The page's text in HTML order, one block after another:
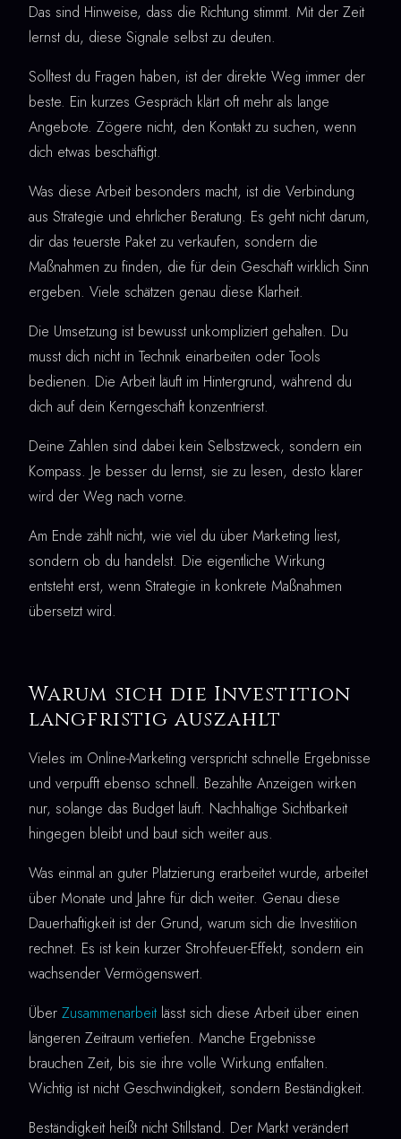
Das sind Hinweise, dass die Richtung stimmt. Mit der Zeit
lernst du, diese Signale selbst zu deuten.
Solltest du Fragen haben, ist der direkte Weg immer der
beste. Ein kurzes Gespräch klärt oft mehr als lange
Angebote. Zögere nicht, den Kontakt zu suchen, wenn
dich etwas beschäftigt.
Was diese Arbeit besonders macht, ist die Verbindung
aus Strategie und ehrlicher Beratung. Es geht nicht darum,
dir das teuerste Paket zu verkaufen, sondern die
Maßnahmen zu finden, die für dein Geschäft wirklich Sinn
ergeben. Viele schätzen genau diese Klarheit.
Die Umsetzung ist bewusst unkompliziert gehalten. Du
musst dich nicht in Technik einarbeiten oder Tools
bedienen. Die Arbeit läuft im Hintergrund, während du
dich auf dein Kerngeschäft konzentrierst.
Deine Zahlen sind dabei kein Selbstzweck, sondern ein
Kompass. Je besser du lernst, sie zu lesen, desto klarer
wird der Weg nach vorne.
Am Ende zählt nicht, wie viel du über Marketing liest,
sondern ob du handelst. Die eigentliche Wirkung
entsteht erst, wenn Strategie in konkrete Maßnahmen
übersetzt wird.
Warum sich die Investition
langfristig auszahlt
Vieles im Online-Marketing verspricht schnelle Ergebnisse
und verpufft ebenso schnell. Bezahlte Anzeigen wirken
nur, solange das Budget läuft. Nachhaltige Sichtbarkeit
hingegen bleibt und baut sich weiter aus.
Was einmal an guter Platzierung erarbeitet wurde, arbeitet
über Monate und Jahre für dich weiter. Genau diese
Dauerhaftigkeit ist der Grund, warum sich die Investition
rechnet. Es ist kein kurzer Strohfeuer-Effekt, sondern ein
wachsender Vermögenswert.
Über Zusammenarbeit lässt sich diese Arbeit über einen
längeren Zeitraum vertiefen. Manche Ergebnisse
brauchen Zeit, bis sie ihre volle Wirkung entfalten.
Wichtig ist nicht Geschwindigkeit, sondern Beständigkeit.
Beständigkeit heißt nicht Stillstand. Der Markt verändert